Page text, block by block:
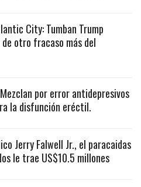
City: Tumban Trump
otro fracaso más del
por error antidepresivos
la disfunción eréctil.
Jerry Falwell Jr., el paracaidas
le trae US$10.5 millones